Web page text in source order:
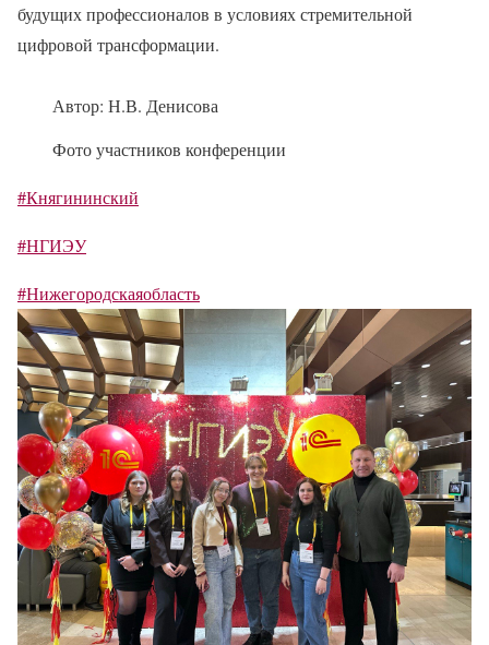
будущих профессионалов в условиях стремительной
цифровой трансформации.
Автор: Н.В. Денисова
Фото участников конференции
#Княгининский
#НГИЭУ
#Нижегородскаяобласть